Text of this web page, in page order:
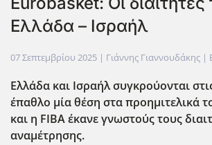
Ελλάδα – Ισραήλ
07 Σεπτεμβρίου 2025 | Γιάννης Γιαννουδάκης |
Ελλάδα και Ισραήλ συγκρούονται
έπαθλο μία θέση στα προημιτελικά
και η FIBAέκανε γνωστούς τους
αναμέτρησης.